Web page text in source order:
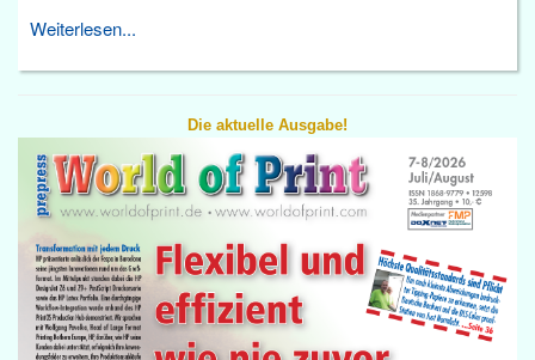
Weiterlesen...
Die aktuelle Ausgabe!